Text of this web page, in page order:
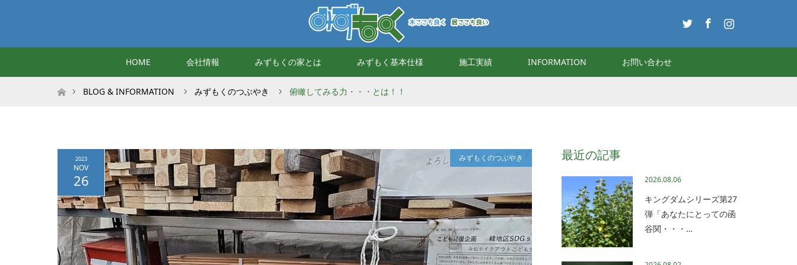
HOME 会社情報 みずもくの家とは みずもく基本仕様 施工実績 INFORMATION お問い合わせ
ホームBLOG & INFORMATION みずもくのつぶやき 俯瞰してみる力・・・とは！！
2023
NOV
26
みずもくのつぶやき 最近の記事
2026.08.06
キングダムシリーズ第27
弾「あなたにとっての函
谷関・・・…